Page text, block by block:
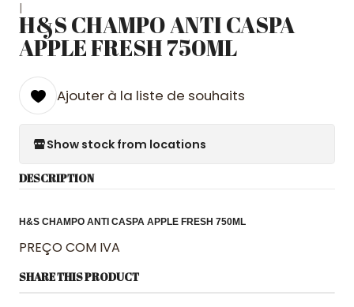
|
H&S CHAMPO ANTI CASPA
APPLE FRESH 750ML
Ajouter à la liste de souhaits
Show stock from locations
DESCRIPTION
H&S CHAMPO ANTI CASPA APPLE FRESH 750ML
PREÇO COM IVA
SHARE THIS PRODUCT